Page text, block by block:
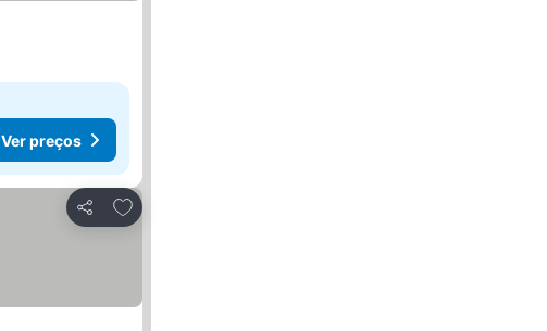
Ver preços
Partilhar
Adicionar aos favoritos